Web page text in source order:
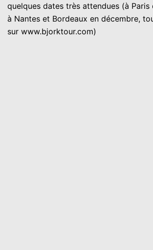
quelques dates très attendues (à Paris
à Nantes et Bordeaux en décembre,
sur www.bjorktour.com)